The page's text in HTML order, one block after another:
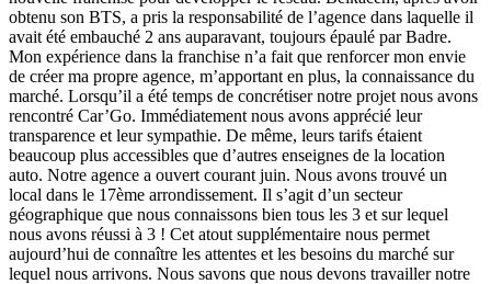
obtenu son BTS, a pris la responsabilité de l’agence dans laquelle il
avait été embauché 2 ans auparavant, toujours épaulé par Badre.
Mon expérience dans la franchise n’a fait que renforcer mon envie
de créer ma propre agence, m’apportant en plus, la connaissance du
marché. Lorsqu’il a été temps de concrétiser notre projet nous avons
rencontré Car’Go. Immédiatement nous avons apprécié leur
transparence et leur sympathie. De même, leurs tarifs étaient
beaucoup plus accessibles que d’autres enseignes de la location
auto. Notre agence a ouvert courant juin. Nous avons trouvé un
local dans le 17ème arrondissement. Il s’agit d’un secteur
géographique que nous connaissons bien tous les 3 et sur lequel
nous avons réussi à 3 ! Cet atout supplémentaire nous permet
aujourd’hui de connaître les attentes et les besoins du marché sur
lequel nous arrivons. Nous savons que nous devons travailler notre